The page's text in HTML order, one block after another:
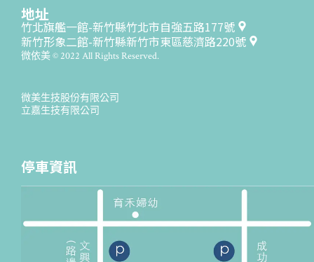
地址
竹北旗艦一館-新竹縣竹北市自強五路177號
新竹形象二館-新竹縣新竹市東區慈濟路220號
微依美 © 2022 All Rights Reserved.
微美生技股份有限公司
立嘉生技有限公司
停車資訊